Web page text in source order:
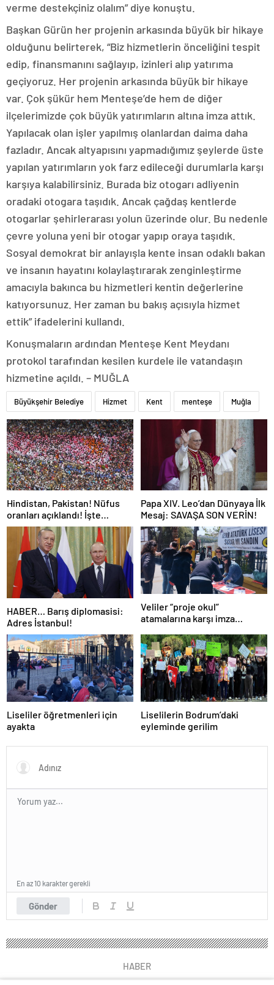
verme destekçiniz olalım” diye konuştu.
Başkan Gürün her projenin arkasında büyük bir hikaye
olduğunu belirterek, “Biz hizmetlerin önceliğini tespit
edip, finansmanını sağlayıp, izinleri alıp yatırıma
geçiyoruz. Her projenin arkasında büyük bir hikaye
var. Çok şükür hem Menteşe’de hem de diğer
ilçelerimizde çok büyük yatırımların altına imza attık.
Yapılacak olan işler yapılmış olanlardan daima daha
fazladır. Ancak altyapısını yapmadığımız şeylerde üste
yapılan yatırımların yok farz edileceği durumlarla karşı
karşıya kalabilirsiniz. Burada biz otogarı adliyenin
oradaki otogara taşıdık. Ancak çağdaş kentlerde
otogarlar şehirlerarası yolun üzerinde olur. Bu nedenle
çevre yoluna yeni bir otogar yapıp oraya taşıdık.
Sosyal demokrat bir anlayışla kente insan odaklı bakan
ve insanın hayatını kolaylaştırarak zenginleştirme
amacıyla bakınca bu hizmetleri kentin değerlerine
katıyorsunuz. Her zaman bu bakış açısıyla hizmet
ettik” ifadelerini kullandı.
Konuşmaların ardından Menteşe Kent Meydanı
protokol tarafından kesilen kurdele ile vatandaşın
hizmetine açıldı. – MUĞLA
Büyükşehir Belediye Hizmet Kent menteşe Muğla
Hindistan, Pakistan! Nüfus
oranları açıklandı! İşte
Dünyanın en kalabalık ülkesi!
Dünya haritası ülkeler!
Papa XIV. Leo’dan Dünyaya İlk
Mesaj: SAVAŞA SON VERİN!
HABER… Barış diplomasisi:
Adres İstanbul!
Veliler “proje okul”
atamalarına karşı imza
Liseliler öğretmenleri için
ayakta
Liselilerin Bodrum’daki
eyleminde gerilim
Gönder
En az 10 karakter gerekli
HABER